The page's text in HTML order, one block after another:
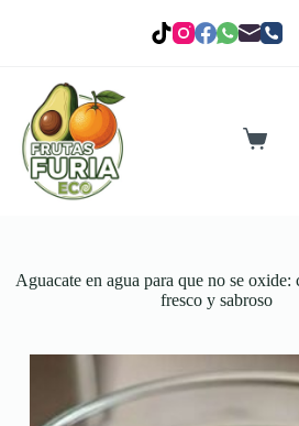
Carro
Aguacate en agua para que no se oxide:
fresco y sabroso